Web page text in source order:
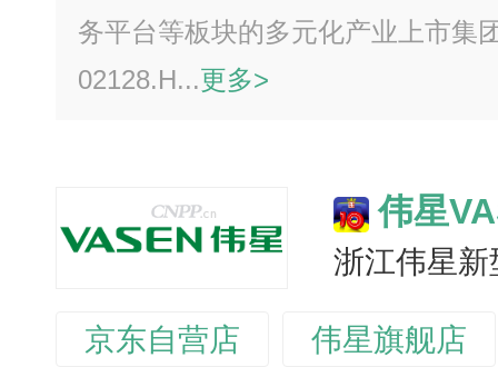
务平台等板块的多元化产业上市集
02128.H...更多>
伟星
浙江伟星
京东自营店 伟星旗舰店